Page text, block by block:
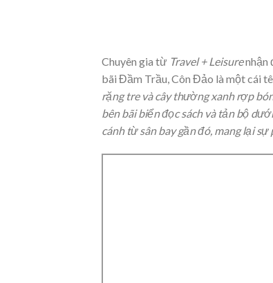
Chuyên gia từ Travel + Leisurenhận
bãi Đầm Trầu, Côn Đảo là một cái
rặng tre và cây thường xanh rợp
bên bãi biển đọc sách và tản bộ
cánh từ sân bay gần đó, mang lại